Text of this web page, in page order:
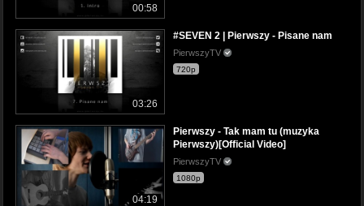
00:58
03:26
#SEVEN 2 | Pierwszy - Pisane nam
PierwszyTV
720p
04:19
Pierwszy - Tak mam tu (muzyka
Pierwszy)[Official Video]
PierwszyTV
1080p